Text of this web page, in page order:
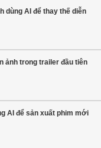
dùng AI để thay thế diễn
ảnh trong trailer đầu tiên
AI để sản xuất phim mới